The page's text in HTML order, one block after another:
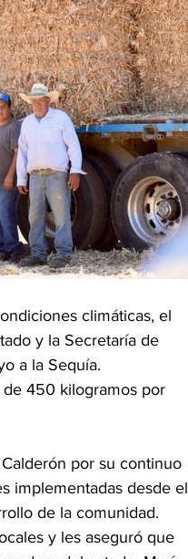
climáticas, el
y la Secretaría de
a la Sequía.
450 kilogramos por
por su continuo
implementadas desde el
de la comunidad.
y les aseguró que